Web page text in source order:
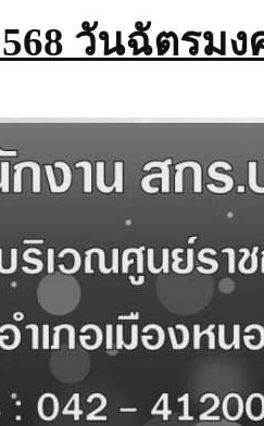
วันฉัตรม